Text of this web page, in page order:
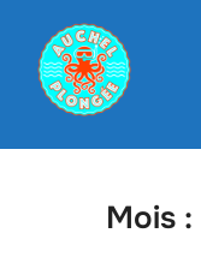
contenu
Mois :